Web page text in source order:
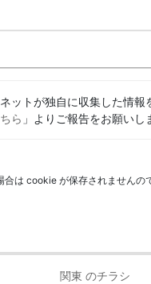
ットが独自に収集した情
ら 」よりご報告をお願いし
は cookie が保存されませんの
関東 のチラシ